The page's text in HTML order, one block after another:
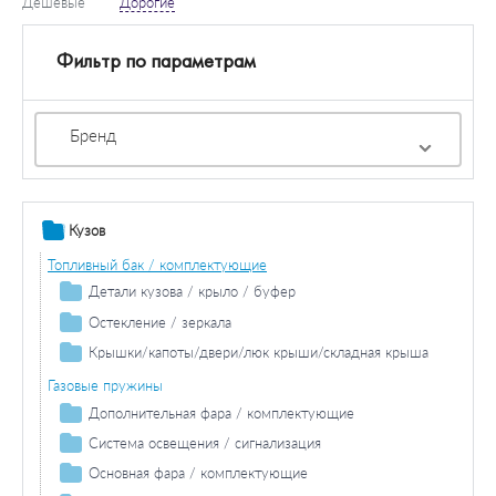
Фильтр по параметрам
Бренд
Кузов
Топливный бак / комплектующие
Детали кузова / крыло / буфер
Продольная / поперечная балка
Колесная ниша
Накладки порога / двери
Боковина
Остекление / зеркала
Зеркала
Крышки/капоты/двери/люк крыши/складная крыша
Двери / комплектующие
Газовые пружины
Дополнительная фара / комплектующие
Противотуманная фара / комплектующие
Противотуманная фара лампа накаливания
Фара дальнего света / комплектующие
Система освещения / сигнализация
Задний фонарь / комплектующие
Основная фара / комплектующие